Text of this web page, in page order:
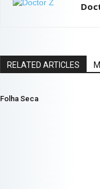
RELATED ARTICLES
Folha Seca